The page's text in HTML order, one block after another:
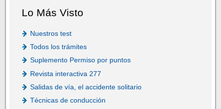
Lo Más Visto
Nuestros test
Todos los trámites
Suplemento Permiso por puntos
Revista interactiva 277
Salidas de vía, el accidente solitario
Técnicas de conducción